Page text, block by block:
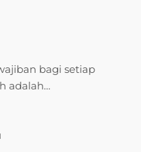
bagi setiap
adalah…